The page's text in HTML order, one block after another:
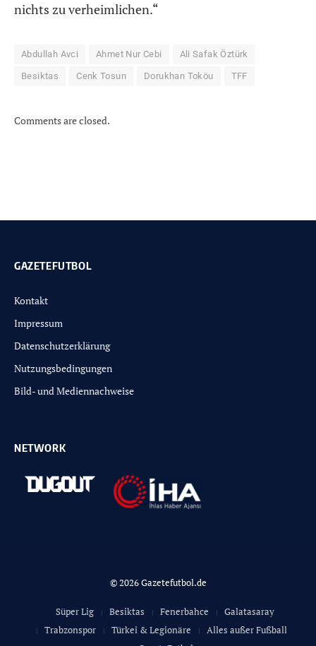
nichts zu verheimlichen.“
Abdullah Avci Ahmet Nur Cebi Ali Safak Öztürk
Besiktas Cenk Tosun Dorukhan Toköu TFF
Comments are closed.
GAZETEFUTBOL
Kontakt
Impressum
Datenschutzerklärung
Nutzungsbedingungen
Bild- und Mediennachweise
NETWORK
© 2026 Gazetefutbol.de
Süper Lig Besiktas Fenerbahce
Galatasaray
Trabzonspor
Türkei & Legionäre
Alles außer Fußball